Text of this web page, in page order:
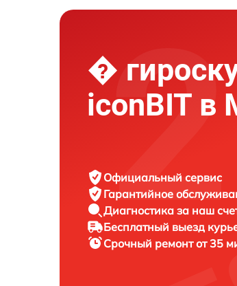
�
iconBIT в
Официальный сервис
Гарантийное
Диагностика за наш
Бесплатный выезд
Срочный ремонтот 35